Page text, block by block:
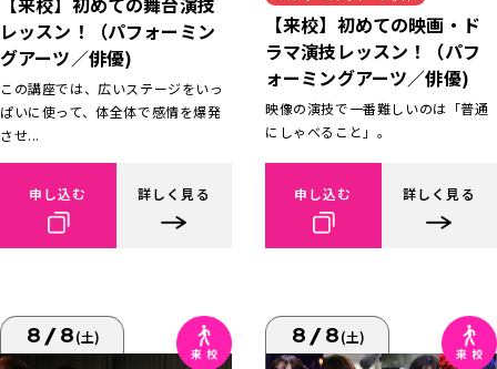
レッスン！（パフォーミン
グアーツ／俳優)
この講座では、広いステージをいっ
ぱいに使って、体全体で感情を爆発
させ...
申し込む 詳しく見る
【来校】初めての映画・ド
ラマ演技レッスン！（パフ
ォーミングアーツ／俳優)
映像の演技で一番難しいのは「普通
にしゃべること」。
申し込む 詳しく見る
8/8(土) 8/8(土)